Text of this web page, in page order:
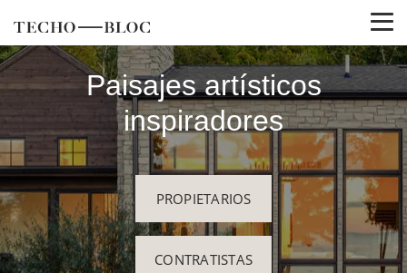
Paisajes artísticos
inspiradores
PROPIETARIOS
CONTRATISTAS